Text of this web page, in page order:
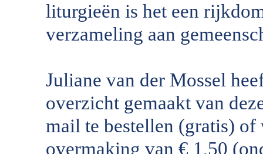
liturgieën is het een
verzameling aan
Juliane van der Mossel
overzicht gemaakt van
mail te bestellen (gratis) of
overmaking van € 1,50